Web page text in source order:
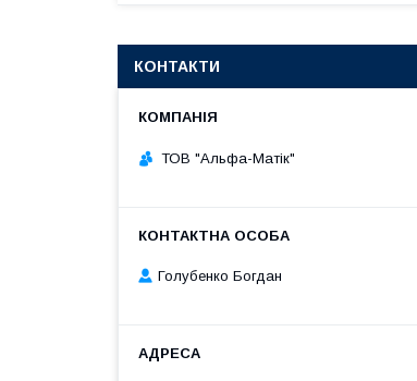
КОНТАКТИ
ТОВ "Альфа-Матік"
Голубенко Богдан